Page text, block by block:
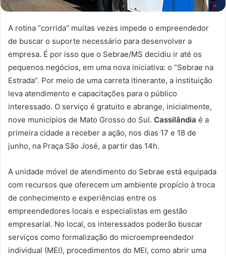
A rotina “corrida” muitas vezes impede o empreendedor
de buscar o suporte necessário para desenvolver a
empresa. É por isso que o Sebrae/MS decidiu ir até os
pequenos negócios, em uma nova iniciativa: o “Sebrae na
Estrada”. Por meio de uma carreta itinerante, a instituição
leva atendimento e capacitações para o público
interessado. O serviço é gratuito e abrange, inicialmente,
nove municípios de Mato Grosso do Sul. Cassilândia é a
primeira cidade a receber a ação, nos dias 17 e 18 de
junho, na Praça São José, a partir das 14h.
A unidade móvel de atendimento do Sebrae está equipada
com recursos que oferecem um ambiente propício à troca
de conhecimento e experiências entre os
empreendedores locais e especialistas em gestão
empresarial. No local, os interessados poderão buscar
serviços como formalização do microempreendedor
individual (MEI), procedimentos do MEI, como abrir uma